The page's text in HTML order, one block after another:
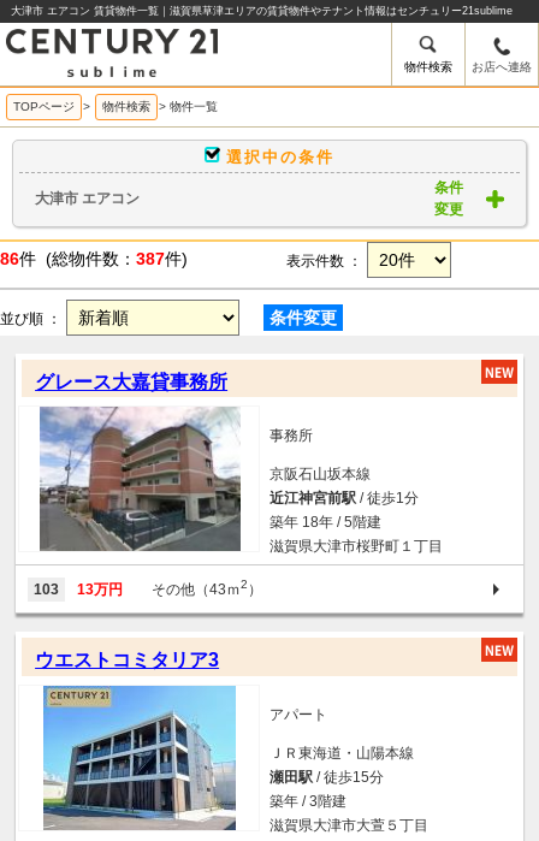
大津市 エアコン 賃貸物件一覧｜滋賀県草津エリアの賃貸物件やテナント情報はセンチュリー21sublime
物件検索 お店へ連絡
TOPページ > 物件検索 > 物件一覧
選択中の条件
大津市 エアコン
条件
変更
86件 (総物件数： 387件) 表示件数 ：
並び順 ： 条件変更
グレース大嘉貸事務所
事務所
京阪石山坂本線
近江神宮前駅 / 徒歩1分
築年 18年 / 5階建
滋賀県大津市桜野町１丁目
103 13万円 その他（43ｍ2 ）
ウエストコミタリア3
アパート
ＪＲ東海道・山陽本線
瀬田駅 / 徒歩15分
築年 / 3階建
滋賀県大津市大萱５丁目